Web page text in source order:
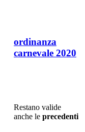
ordinanza
carnevale 2020
Restano valide
anche le precedenti